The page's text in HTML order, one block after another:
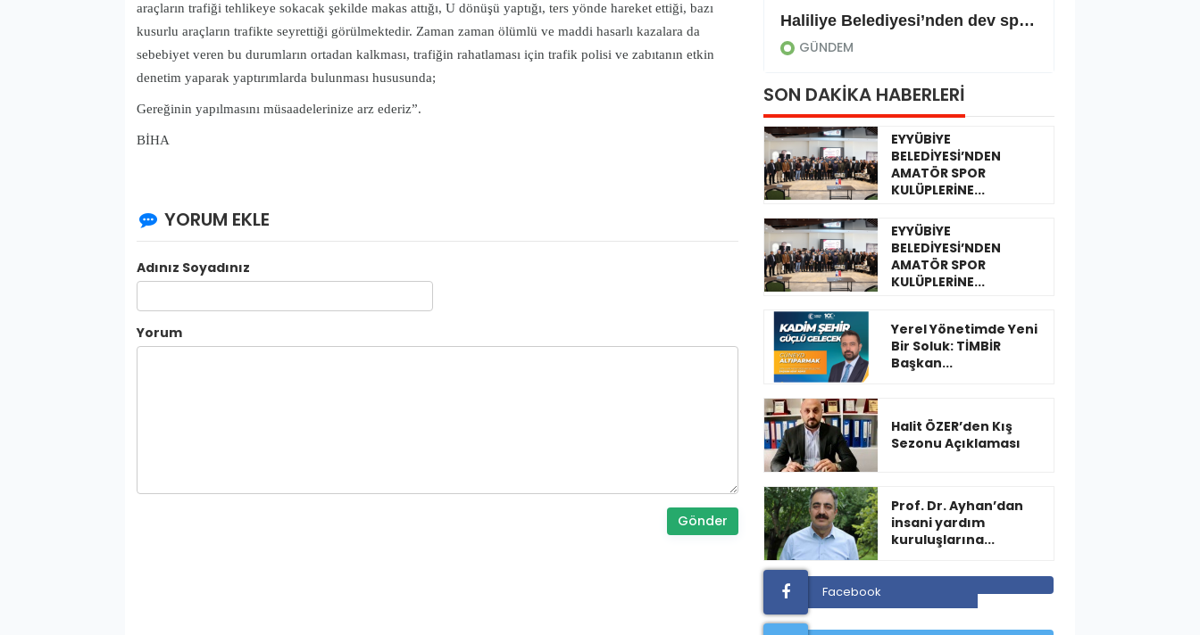
araçların trafiği tehlikeye sokacak şekilde makas attığı, U dönüşü yaptığı, ters yönde hareket ettiği, bazı
kusurlu araçların trafikte seyrettiği görülmektedir. Zaman zaman ölümlü ve maddi hasarlı kazalara da
sebebiyet veren bu durumların ortadan kalkması, trafiğin rahatlaması için trafik polisi ve zabıtanın etkin
denetim yaparak yaptırımlarda bulunması hususunda;
Gereğinin yapılmasını müsaadelerinize arz ederiz”.
BİHA
YORUM EKLE
Adınız Soyadınız
Yorum
Gönder
GÜNDEM
Haliliye Belediyesi’nden dev spor yatırımı: Okçuluk sahası ve kapalı salon yapılıyor
GÜNDEM
SON DAKİKA HABERLERİ
EYYÜBİYE
BELEDİYESİ’NDEN
AMATÖR SPOR
KULÜPLERİNE...
EYYÜBİYE
BELEDİYESİ’NDEN
AMATÖR SPOR
KULÜPLERİNE...
Yerel Yönetimde Yeni
Bir Soluk: TİMBİR
Başkan...
Halit ÖZER’den Kış
Sezonu Açıklaması
Prof. Dr. Ayhan’dan
insani yardım
kuruluşlarına...
Facebook